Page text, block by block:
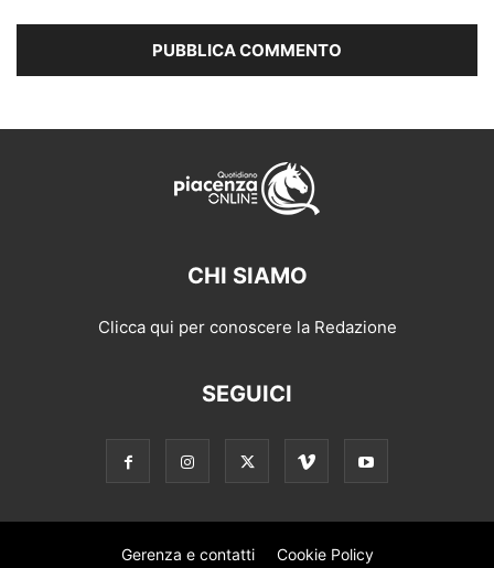
CHI SIAMO
Clicca qui per conoscere la Redazione
SEGUICI
Gerenza e contatti Cookie Policy